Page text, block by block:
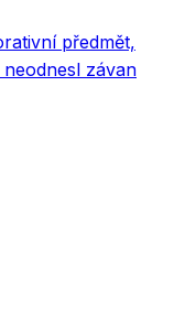
předmět,
závan